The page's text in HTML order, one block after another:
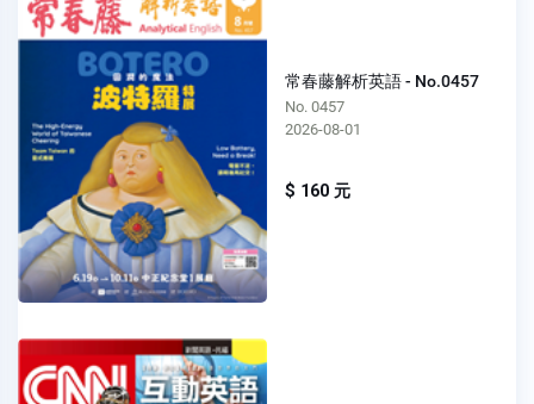
常春藤解析英語 - No.0457
No. 0457
2026-08-01
$ 160 元